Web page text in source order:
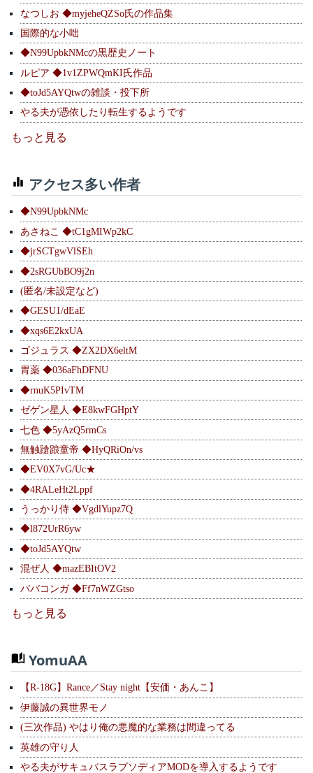
なつしお ◆myjeheQZSo氏の作品集
国際的な小咄
◆N99UpbkNMcの黒歴史ノート
ルピア ◆1v1ZPWQmKI氏作品
◆toJd5AYQtwの雑談・投下所
やる夫が憑依したり転生するようです
もっと見る
アクセス多い作者
◆N99UpbkNMc
あさねこ ◆tC1gMIWp2kC
◆jrSCTgwVlSEh
◆2sRGUbBO9j2n
(匿名/未設定など)
◆GESU1/dEaE
◆xqs6E2kxUA
ゴジュラス ◆ZX2DX6eltM
胃薬 ◆036aFhDFNU
◆rnuK5PIvTM
ゼゲン星人 ◆E8kwFGHptY
七色 ◆5yAzQ5rmCs
無触蹌踉童帝 ◆HyQRiOn/vs
◆EV0X7vG/Uc★
◆4RALeHt2Lppf
うっかり侍 ◆VgdlYupz7Q
◆l872UrR6yw
◆toJd5AYQtw
混ぜ人 ◆mazEBItOV2
ババコンガ ◆Ff7nWZGtso
もっと見る
YomuAA
【R-18G】Rance／Stay night【安価・あんこ】
伊藤誠の異世界モノ
(三次作品) やはり俺の悪魔的な業務は間違ってる
英雄の守り人
やる夫がサキュバスラプソディアMODを導入するようです